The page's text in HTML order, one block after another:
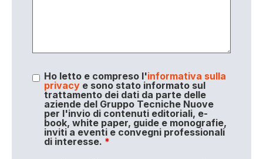
Ho letto e compreso l'informativa sulla
privacye sono stato informato sul
trattamento dei dati da parte delle
aziende del Gruppo Tecniche Nuove
per l'invio di contenuti editoriali, e-
book, white paper, guide e monografie,
inviti a eventi e convegni professionali
di interesse. *